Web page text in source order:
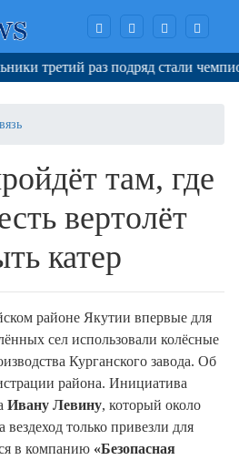
раз подряд стали
там, где
вертолёт
катер
районе Якутии впервые для
сел использовали колёсные
Курганского завода. Об
района. Инициатива
Ивану Левину, который около
вездеход только привезли для
в компанию «Безопасная